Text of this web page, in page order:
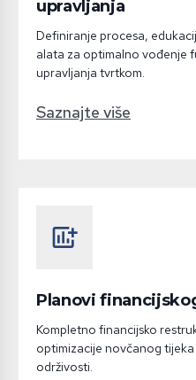
upravljanja
Definiranje procesa,
alata za optimalno vođenje
upravljanja tvrtkom.
Saznajte više
add_chart
Planovi
Kompletno financijsko
optimizacije novčanog
održivosti.